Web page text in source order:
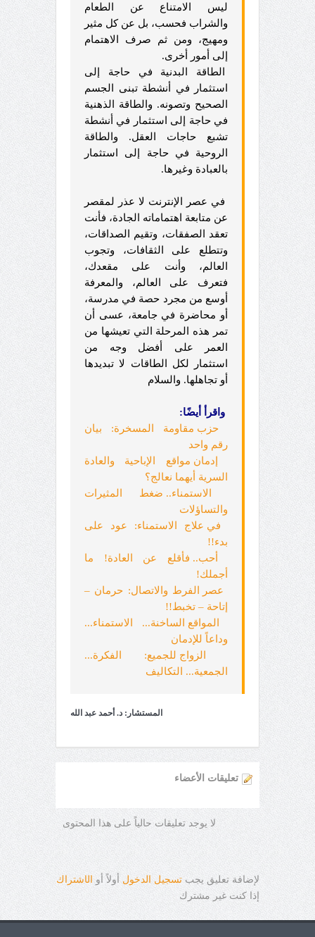
ليس الامتناع عن الطعام
والشراب فحسب، بل عن كل مثير
ومهيج، ومن ثم صرف الاهتمام
إلى أمور أخرى.
الطاقة البدنية في حاجة إلى
استثمار في أنشطة تبنى الجسم
الصحيح وتصونه. والطاقة الذهنية
في حاجة إلى استثمار في أنشطة
تشبع حاجات العقل. والطاقة
الروحية في حاجة إلى استثمار
بالعبادة وغيرها.
في عصر الإنترنت لا عذر لمقصر
عن متابعة اهتماماته الجادة، فأنت
تعقد الصفقات، وتقيم الصداقات،
وتتطلع على الثقافات، وتجوب
العالم، وأنت على مقعدك،
فتعرف على العالم، والمعرفة
أوسع من مجرد حصة في مدرسة،
أو محاضرة في جامعة، عسى أن
تمر هذه المرحلة التي تعيشها من
العمر على أفضل وجه من
استثمار لكل الطاقات لا تبديدها
أو تجاهلها. والسلام
واقرأ أيضًا:
حزب مقاومة المسخرة: بيان
رقم واحد
إدمان مواقع الإباحية والعادة
السرية أيهما نعالج؟
الاستمناء.. ضغط المثيرات
والتساؤلات
في علاج الاستمناء: عود على
بدء!!
أحب.. فأقلع عن العادة! ما
أجملك!
عصر الفرط والاتصال: حرمان –
إتاحة – تخبط!!
المواقع الساخنة... الاستمناء...
وداعاً للإدمان
الزواج للجميع: الفكرة...
الجمعية... التكاليف
المستشار: د. أحمد عبد الله
تعليقات الأعضاء
لا يوجد تعليقات حالياً على هذا المحتوى
لإضافة تعليق يجب تسجيل الدخول أولاً أو الاشتراك
إذا كنت غير مشترك